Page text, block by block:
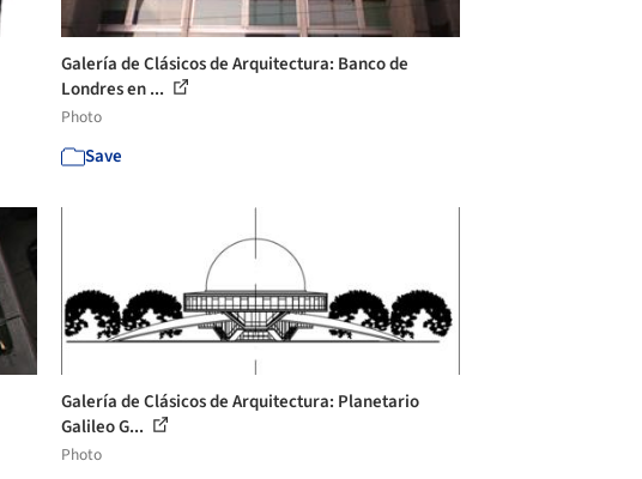
Galería de Clásicos de Arquitectura: Banco de
Londres en ...
Photo
Save
Galería de Clásicos de Arquitectura: Planetario
Galileo G...
Photo